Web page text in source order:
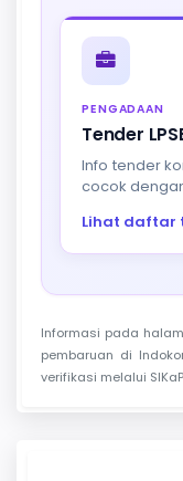
PENGADAAN
Tender
Info tender
cocok
Lihat daftar
Informasi pada
pembaruan di
verifikasi melalui